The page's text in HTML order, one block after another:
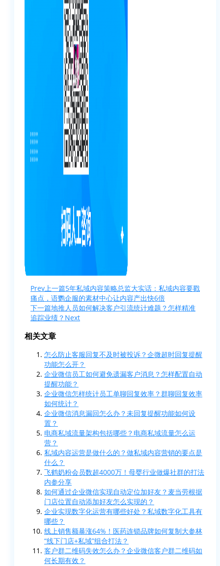
Prev上一篇5年私域内容策略总监大实话：私域内容要戳
痛点，语鹦企服的素材中心让内容产出快6倍
下一篇地推人员如何解决客户引流统计难题？怎样精准
追踪业绩？ Next
相关文章
怎么防止客服回复不及时被投诉？企微超时回复提醒
功能怎么开？
企业微信员工如何避免遗漏客户消息？怎样配置自动
提醒功能？
企业微信怎样统计员工单聊回复效率？群聊回复效率
如何统计？
企业微信消息漏回怎么办？未回复提醒功能如何设
置？
电商私域流量架构包括哪些？电商私域流量怎么运
营？
私域内容运营是做什么的？做私域内容营销的要点是
什么？
飞鹤奶粉会员数超4000万！母婴行业做爆社群的打法
内参分享
如何通过企业微信实现自动定位加好友？麦当劳根据
门店位置自动添加好友怎么实现的？
企业实现数字化运营有哪些好处？私域数字化工具有
哪些？
线上销售额暴涨64%！医药连锁品牌如何复制大参林
“线下门店+私域”组合打法？
客户群二维码失效怎么办？企业微信客户群二维码如
何长期有效？